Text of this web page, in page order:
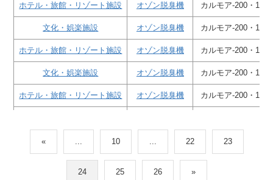
ホテル・旅館・リゾート施設 オゾン脱臭機 カルモア-200・1台
文化・娯楽施設 オゾン脱臭機 カルモア-200・1台
ホテル・旅館・リゾート施設 オゾン脱臭機 カルモア-200・1台
文化・娯楽施設 オゾン脱臭機 カルモア-200・1台
ホテル・旅館・リゾート施設 オゾン脱臭機 カルモア-200・1台
文化・娯楽施設 カルモア-200・1台
文化・娯楽施設 オゾン脱臭機 カルモア-200・1台
« ... 10 ... 22 23
24 25 26 »